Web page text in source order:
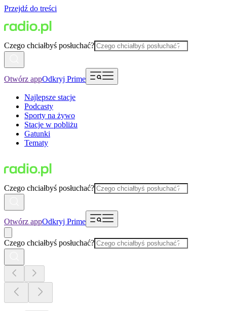
Przejdź do treści
Czego chciałbyś posłuchać?
Otwórz appOdkryj Prime
Najlepsze stacje
Podcasty
Sporty na żywo
Stacje w pobliżu
Gatunki
Tematy
Czego chciałbyś posłuchać?
Otwórz appOdkryj Prime
Czego chciałbyś posłuchać?